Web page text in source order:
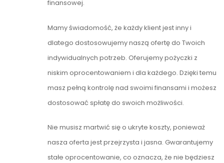
finansowej.
Mamy świadomość, że każdy klient jest inny i
dlatego dostosowujemy naszą ofertę do Twoich
indywidualnych potrzeb. Oferujemy pożyczki z
niskim oprocentowaniem i dla każdego. Dzięki temu
masz pełną kontrolę nad swoimi finansami i możesz
dostosować spłatę do swoich możliwości.
Nie musisz martwić się o ukryte koszty, ponieważ
nasza oferta jest przejrzysta i jasna. Gwarantujemy
stałe oprocentowanie, co oznacza, że nie będziesz